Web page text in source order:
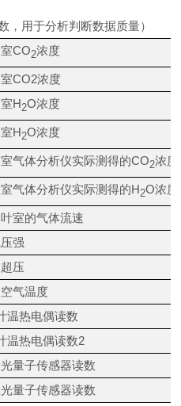
，用于分析判断数据质量）
CO2浓度
CO2浓度
H2O浓度
H2O浓度
气体分析仪实际测得的CO2浓度
气体分析仪实际测得的H2O浓度
室的气体流速
强
压
气温度
温热电偶读数
温热电偶读数2
量子传感器读数
量子传感器读数